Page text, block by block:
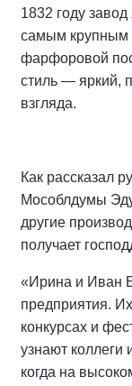
1832 году
самым крупным
фарфоровой
стиль — яркий,
взгляда.
Как рассказал
Мособлдумы
другие
получает
«Ирина и Иван
предприятия.
конкурсах и
узнают коллеги
когда на